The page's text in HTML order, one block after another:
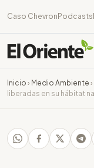
Caso Chevron Podcasts
Inicio › Medio Ambiente ›
liberadas en su hábitat